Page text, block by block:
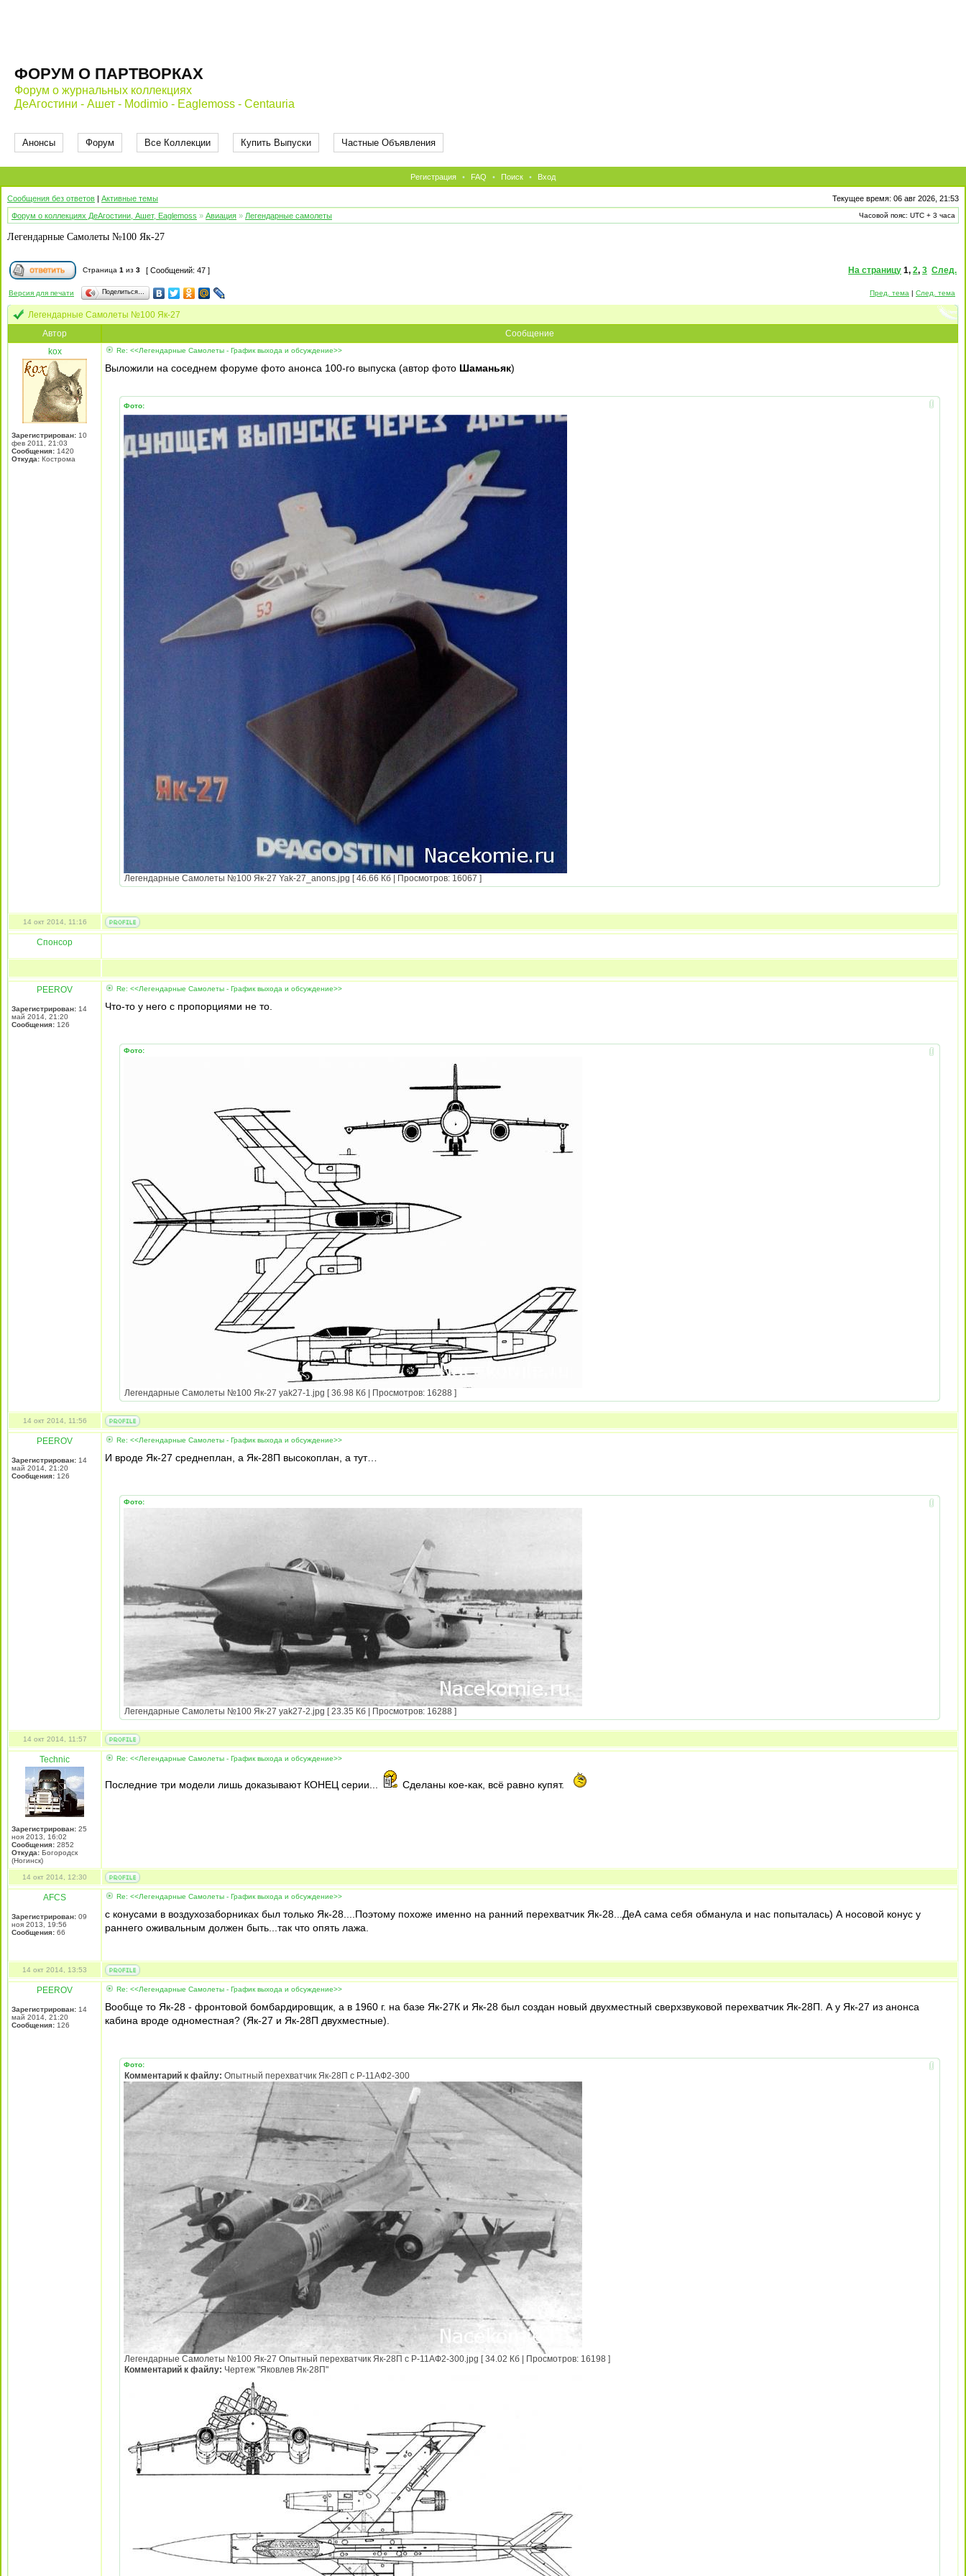
ФОРУМ О ПАРТВОРКАХ
Форум о журнальных коллекциях
ДеАгостини - Ашет - Modimio - Eaglemoss - Centauria
Анонсы Форум Все Коллекции Купить Выпуски Частные Объявления
Регистрация • FAQ • Поиск • Вход
Сообщения без ответов | Активные темы
Текущее время: 06 авг 2026, 21:53
Форум о коллекциях ДеАгостини, Ашет, Eaglemoss » Авиация » Легендарные самолеты Часовой пояс: UTC + 3 часа
Легендарные Самолеты №100 Як-27
Страница 1 из 3 [ Сообщений: 47 ] На страницу 1, 2, 3 След.
Версия для печати Поделиться… Пред. тема | След. тема
Легендарные Самолеты №100 Як-27
Автор
Сообщение
kox
Зарегистрирован: 10
фев 2011, 21:03
Сообщения: 1420
Откуда: Кострома
Re: <<Легендарные Самолеты - График выхода и обсуждение>>
Выложили на соседнем форуме фото анонса 100-го выпуска (автор фото Шаманьяк)
Фото:
Легендарные Самолеты №100 Як-27 Yak-27_anons.jpg [ 46.66 Кб | Просмотров: 16067 ]
14 окт 2014, 11:16
Спонсор
PEEROV
Зарегистрирован: 14
май 2014, 21:20
Сообщения: 126
Re: <<Легендарные Самолеты - График выхода и обсуждение>>
Что-то у него с пропорциями не то.
Фото:
Легендарные Самолеты №100 Як-27 yak27-1.jpg [ 36.98 Кб | Просмотров: 16288 ]
14 окт 2014, 11:56
PEEROV
Зарегистрирован: 14
май 2014, 21:20
Сообщения: 126
Re: <<Легендарные Самолеты - График выхода и обсуждение>>
И вроде Як-27 среднеплан, а Як-28П высокоплан, а тут…
Фото:
Легендарные Самолеты №100 Як-27 yak27-2.jpg [ 23.35 Кб | Просмотров: 16288 ]
14 окт 2014, 11:57
Technic
Зарегистрирован: 25
ноя 2013, 16:02
Сообщения: 2852
Откуда: Богородск
(Ногинск)
Re: <<Легендарные Самолеты - График выхода и обсуждение>>
Последние три модели лишь доказывают КОНЕЦ серии... Сделаны кое-как, всё равно купят.
14 окт 2014, 12:30
AFCS
Зарегистрирован: 09
ноя 2013, 19:56
Сообщения: 66
Re: <<Легендарные Самолеты - График выхода и обсуждение>>
с конусами в воздухозаборниках был только Як-28....Поэтому похоже именно на ранний перехватчик Як-28...ДеА сама себя обманула и нас попыталась) А носовой конус у
раннего оживальным должен быть...так что опять лажа.
14 окт 2014, 13:53
PEEROV
Зарегистрирован: 14
май 2014, 21:20
Сообщения: 126
Re: <<Легендарные Самолеты - График выхода и обсуждение>>
Вообще то Як-28 - фронтовой бомбардировщик, а в 1960 г. на базе Як-27К и Як-28 был создан новый двухместный сверхзвуковой перехватчик Як-28П. А у Як-27 из анонса
кабина вроде одноместная? (Як-27 и Як-28П двухместные).
Фото:
Комментарий к файлу: Опытный перехватчик Як-28П с Р-11АФ2-300
Легендарные Самолеты №100 Як-27 Опытный перехватчик Як-28П с Р-11АФ2-300.jpg [ 34.02 Кб | Просмотров: 16198 ]
Комментарий к файлу: Чертеж "Яковлев Як-28П"